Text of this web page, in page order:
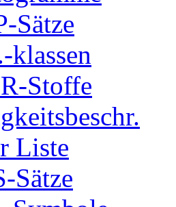
Sätze
klassen
Stoffe
Liste
Sätze